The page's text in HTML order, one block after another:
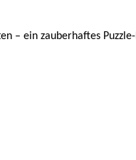
– ein zauberhaftes